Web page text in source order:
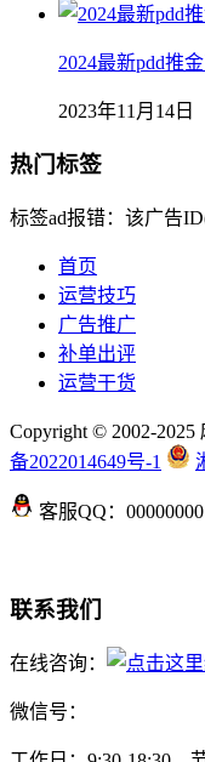
2024最新pdd推
2023年11月14日
热门标签
标签ad报错：该广告
首页
运营技巧
广告推广
补单出评
运营干货
Copyright © 2002-
备2022014649号-1
客服QQ：00000000
联系我们
在线咨询：
微信号：